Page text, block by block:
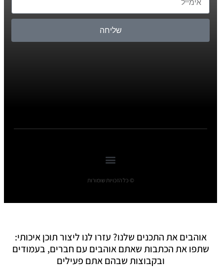
שליחה
© כל הזכויות שומורות
אוהבים את התכנים שלנו? עזרו לנו ליצור תוכן איכותי:
שתפו את הכתבות שאתם אוהבים עם חברים, בעמודים
ובקבוצות שבהם אתם פעילים